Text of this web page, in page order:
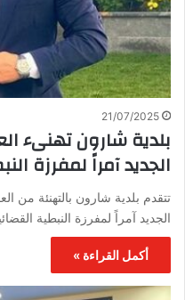
21/07/2025
بلدية شارون تهنىء
الجديد آمراً لمفرزة
تتقدم بلدية شارون بالتهنئة من
الجديد آمراً لمفرزة النبطية
أكمل القراءة »